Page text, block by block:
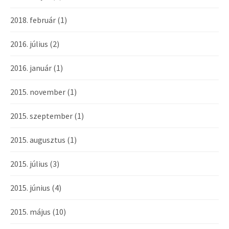
2018. február (1)
2016. július (2)
2016. január (1)
2015. november (1)
2015. szeptember (1)
2015. augusztus (1)
2015. július (3)
2015. június (4)
2015. május (10)